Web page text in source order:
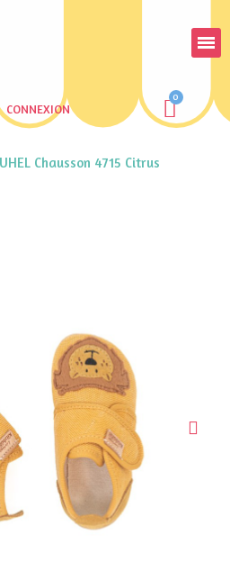
CONNEXION
Chausson 4715 Citrus